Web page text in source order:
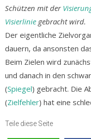
Schützen mit der
Visierlinie gebracht wird.
Der eigentliche
dauern, da ansonsten
Beim Zielen wird
und danach in den
(Spiegel) gebracht. Die
(Zielfehler) hat eine
Teile diese Seite